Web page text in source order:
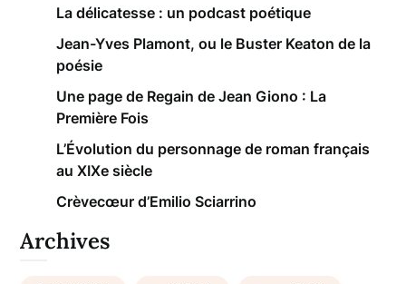
La délicatesse : un podcast poétique
Jean-Yves Plamont, ou le Buster Keaton de la
poésie
Une page de Regain de Jean Giono : La
Première Fois
L’Évolution du personnage de roman français
au XIXe siècle
Crèvecœur d’Emilio Sciarrino
Archives